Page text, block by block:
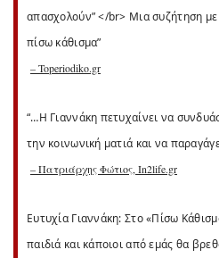
απασχολούν” </br> Μια συζήτηση
πίσω κάθισμα”
– Toperiodiko.gr
“…Η Γιαννάκη πετυχαίνει να
την κοινωνική ματιά και να
– Πατριάρχης Φώτιος, In2life.gr
Ευτυχία Γιαννάκη: Στο «Πίσω
παιδιά και κάποιοι από εμάς θα